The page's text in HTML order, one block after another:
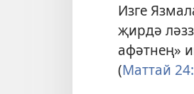
Изге
җирдә
афәтнең»
(Маттай